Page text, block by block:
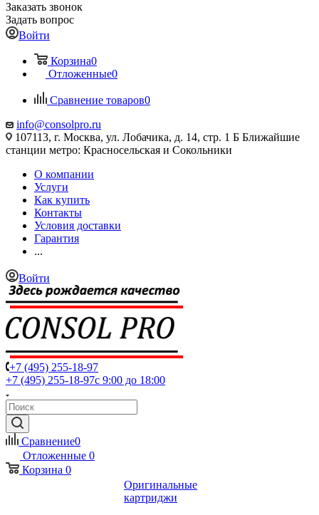
Заказать звонок
Задать вопрос
Войти
Корзина0
Отложенные0
Сравнение товаров0
info@consolpro.ru
107113, г. Москва, ул. Лобачика, д. 14, стр. 1 Б Ближайшие
станции метро: Красносельская и Сокольники
О компании
Услуги
Как купить
Контакты
Условия доставки
Гарантия
...
Войти
+7 (495) 255-18-97
+7 (495) 255-18-97с 9:00 до 18:00
Сравнение0
Отложенные 0
Корзина 0
Оригинальные
картриджи